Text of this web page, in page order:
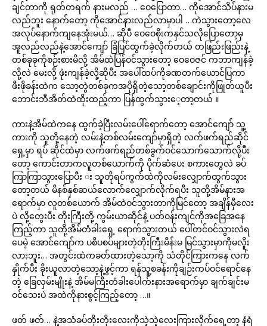
ချင်တာကို ရုတ်တရက် နားမလည် … ဝေပြောတာ… ကိုအောင်သိပ်နားမ
လည်ဘူး နောက်တော့ ကိုအောင်နားလည်လာမှာပါ …ကဲသွားတော့လေ
အလုပ်နောက်ကျနေအုံးမယ်… ဆိုပီ ဝေဝေစိုးကနှင်သလိုပြောတော့မှ
အူလည်လည်နဲ့အောင်ကျော် ခြံပြင်ထွက်ခဲ့လိုက်တယ် တဖြည်းဖြည်းနဲ့
တစ်ခုခုကိုစဉ်းစားမိလို့ အိမ်ထဲပြန်ဝင်သွားတော့ ဝေဝေဇင် ကဘာကျန်ခဲ့
လို့လဲ မေးလို့ ဖုံးကျန်ခဲ့လို့ဆိုပီး အပေါ်ထပ်ကိုခဏတက်ယောင်ပြကာ
ဖီးဖိုခန်းထဲက သော့တွဲတစ်ခုကအပိုရှိတဲ့သော့တစ်ချောင်းကိုဖြုတ်ယူပီး
ဘောင်းဘီအိတ်ထဲထိုးထည့်ကာ ပြန်ထွက်သွားေ့တာ့တယ် ။
ကားနဲ့အိမ်ထဲကနေ ထွက်ခဲ့ပြီးလမ်းပေါ်ရောက်တော့ အောင်ကျော် သူ့
ကားကို သူတို့နေတဲ့ လမ်းနဲ့တစ်လမ်းကျော်မှာရှိတဲ့ လက်ဖက်ရည်ဆိုင်
ရှေ့မှာ ရပ် ဆိုင်ထဲမှာ လက်ဖက်ရည်တစ်ခွက်ဝင်သောက်သောက်လို့ပီး
တော့ ကောင်းတာကလူတစ်ယောက်ကို ပိုက်ဆံပေး စကားတွေလဲ ခပ်
ကြာကြာသွားပြောပီး း သူတိုရပ်ကွက်ထဲကိုလမ်းလျှောက်ထွက်သွား
တော့တယ် မိနစ်နှစ်ဆယ်လောက်လျှောက်လိုက်ရပီး သူတို့အိမ်နားအ
ရောက်မှာ လူတစ်ယောက် အိမ်ထဲဝင်သွားတာကိုမြင်တော့ အချိန်မှီလေး
ပဲ လို့တွေးပီး တိုးကြီးတို့ ကွမ်းယာဆိုင်နဲ့ ပတ်ဝန်းကျင်ကိုအခြေအနေ
ကြည့်ကာ သူတို့အိမ်တံခါးရှေ့ ရောက်သွားတယ် ပေါ်တင်ဝင်သွားလဲရ
ပေမဲ့ အောင်ကျော်က ပစိပစပ်များတဲ့တိုးကြီးမိန်းမ မြင်သွားမှာကိုမလိူး
လားဘူး… အတွင်းထဲကခတ်ထားတဲ့သော့ကို သံတိုင်ကြားကနေ လက်
နှိုက်ပီး ခိုးယူလာတဲ့သော့နဲ့ဖွင့်ကာ ရန်သူ့စခန်းကိုချဉ်းကပ်ဝင်ရောင်နေ
တဲ့ ခြေလှမ်းမျိုးနဲ့ အိမ်မကြီးတံခါးပေါက်းနားအရောက်မှာ ချက်ချင်းမ
ဝင်သေးပဲ အထဲကိုနားစွင့်ကြည့်တော့ …။
ဖတ် ဖတ်… နဲ့အသံခပ်တိုးတိုးလေးကိုသဲ့သဲ့လေးကြားလိုက်ရေ့တာ့ နံရံ